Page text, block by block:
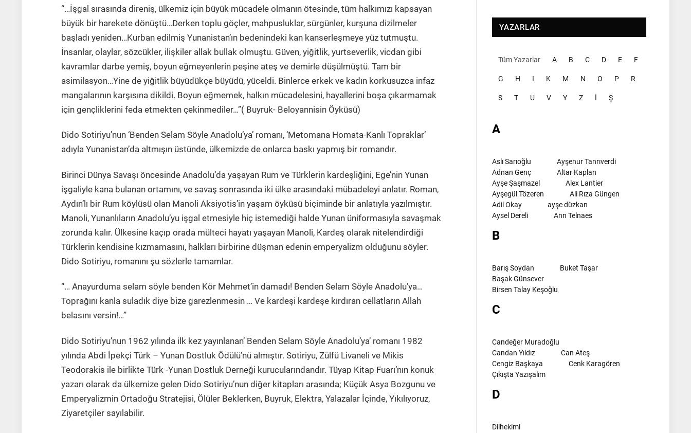
“…İşgal sırasında direniş, ülkemiz için büyük mücadele olmanın ötesinde, tüm halkımızı kapsayan
büyük bir harekete dönüştü…Derken toplu göçler, mahpusluklar, sürgünler, kurşuna dizilmeler
başladı yeniden…Kurban edilmiş Yunanistan’ın bedenindeki kan kanserleşmeye yüz tutmuştu.
İnsanlar, olaylar, sözcükler, ilişkiler allak bullak olmuştu. Güven, yiğitlik, yurtseverlik, vicdan gibi
kavramlar darbe yemiş, boyun eğmeyenlerin peşine ateş ve demirle düşülmüştü. Tam bir
asimilasyon…Yine de yiğitlik büyüdükçe büyüdü, yüceldi. Binlerce erkek ve kadın korkusuzca infaz
mangalarının karşısına dikildi. Boyun eğmemek, halkın mücadelesini, hayallerini boşa çıkarmamak
için gençliklerini feda etmekten çekinmediler…”( Buyruk- Beloyannisin Öyküsü)
Dido Sotiriyu’nun ‘Benden Selam Söyle Anadolu’ya’ romanı, ‘Metomana Homata-Kanlı Topraklar’
adıyla Yunanistan’da altmışın üstünde, ülkemizde de onlarca baskı yapmış bir romandır.
Birinci Dünya Savaşı öncesinde Anadolu’da yaşayan Rum ve Türklerin kardeşliğini, Ege’nin Yunan
işgaliyle kana bulanan ortamını, ve savaş sonrasında iki ülke arasındaki mübadeleyi anlatır. Roman,
Aydın’lı bir Rum köylüsü olan Manoli Aksiyotis’in yaşam öyküsü biçiminde bir anlatıyla yazılmıştır.
Manoli, Yunanlıların Anadolu’yu işgal etmesiyle hiç istemediği halde Yunan üniformasıyla savaşmak
zorunda kalır. Ülkesine kaçıp orada mülteci hayatı yaşayan Manoli, Kardeş olarak nitelendirdiği
Türklerin kendisine kızmamasını, halkları birbirine düşman edenin emperyalizm olduğunu söyler.
Dido Sotiriyu, romanını şu sözlerle tamamlar.
“… Anayurduma selam söyle benden Kör Mehmet’in damadı! Benden Selam Söyle Anadolu’ya…
Toprağını kanla suladık diye bize garezlenmesin … Ve kardeşi kardeşe kırdıran cellatların Allah
belasını versin!…”
Dido Sotiriyu’nun 1962 yılında ilk kez yayınlanan’ Benden Selam Söyle Anadolu’ya’ romanı 1982
yılında Abdi İpekçi Türk – Yunan Dostluk Ödülü’nü almıştır. Sotiriyu, Zülfü Livaneli ve Mikis
Teodorakis ile birlikte Türk -Yunan Dostluk Derneği kurucularındandır. Tüyap Kitap Fuarı’nın konuk
yazarı olarak da ülkemize gelen Dido Sotiriyu’nun diğer kitapları arasında; Küçük Asya Bozgunu ve
Emperyalizmin Ortadoğu Stratejisi, Ölüler Beklerken, Buyruk, Elektra, Yalazalar İçinde, Yıkılıyoruz,
Ziyaretçiler sayılabilir.
YAZARLAR
Tüm Yazarlar A B C D E F
G H I K M N O P R
S T U V Y Z İ Ş
A
Aslı Sarıoğlu
Ayşenur Tanrıverdi
Adnan Genç
Altar Kaplan
Ayşe Şaşmazel
Alex Lantier
Ayşegül Tözeren
Ali Rıza Güngen
Adil Okay
ayşe düzkan
Aysel Dereli
Ann Telnaes
B
Barış Soydan
Buket Taşar
Başak Günsever
Birsen Talay Keşoğlu
C
Candeğer Muradoğlu
Candan Yıldız
Can Ateş
Cengiz Başkaya
Cenk Karagören
Çıkışta Yazışalım
D
Dilhekimi